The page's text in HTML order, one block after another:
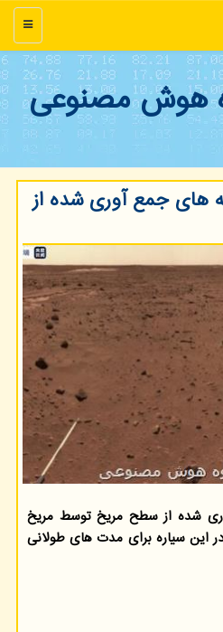
منو
هوش مصنوعی
های جمع آوری شده از
شده از سطح مریخ توسط مریخ
این سیاره برای مدت های طولانی